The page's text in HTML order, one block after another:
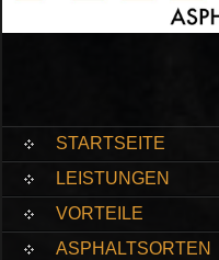
CONTENT
STARTSEITE
LEISTUNGEN
VORTEILE
ASPHALTSORTEN